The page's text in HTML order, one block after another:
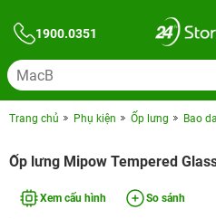
1900.0351
Trang chủ Phụ kiện Ốp lưng Bao
Ốp lưng Mipow Tempered
Xem cấu hình So sánh